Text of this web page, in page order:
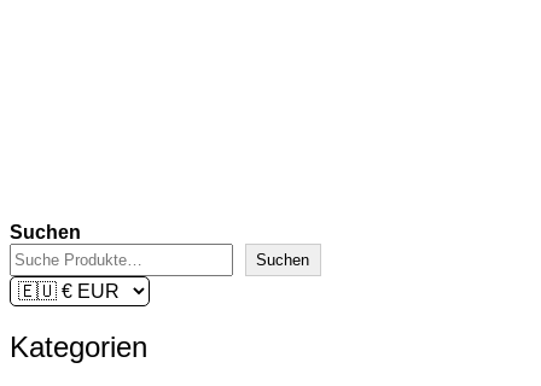
Suchen
Suchen
Kategorien